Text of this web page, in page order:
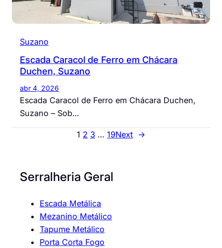
Suzano
Escada Caracol de Ferro em Chácara
Duchen, Suzano
abr 4, 2026
Escada Caracol de Ferro em Chácara Duchen,
Suzano – Sob…
1 2 3 … 19Next →
Serralheria Geral
Escada Metálica
Mezanino Metálico
Tapume Metálico
Porta Corta Fogo